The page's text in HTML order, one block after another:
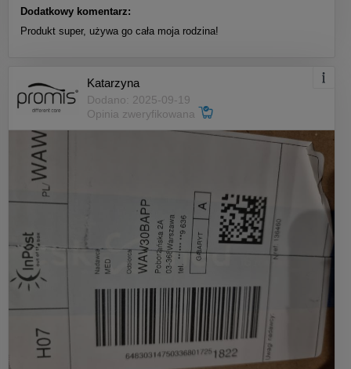
Dodatkowy komentarz:
Produkt super, używa go cała moja rodzina!
Katarzyna
Dodano: 2025-09-19
Opinia zweryfikowana